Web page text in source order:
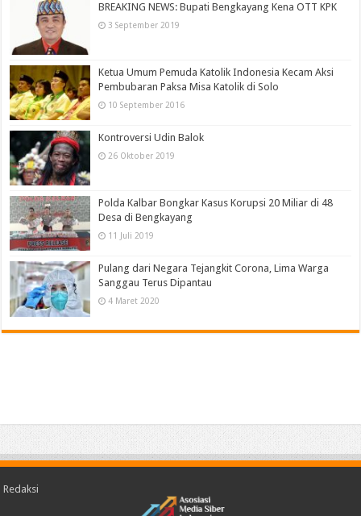
BREAKING NEWS: Bupati Bengkayang Kena OTT KPK
3 September 2019
Ketua Umum Pemuda Katolik Indonesia Kecam Aksi
Pembubaran Paksa Misa Katolik di Solo
10 September 2016
Kontroversi Udin Balok
26 Oktober 2019
Polda Kalbar Bongkar Kasus Korupsi 20 Miliar di 48
Desa di Bengkayang
11 Juli 2019
Pulang dari Negara Tejangkit Corona, Lima Warga
Sanggau Terus Dipantau
4 Maret 2020
Redaksi